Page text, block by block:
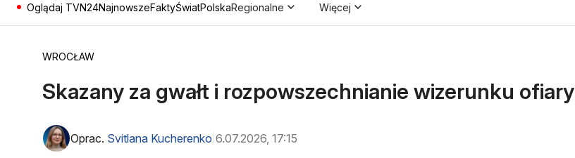
Oglądaj TVN24NajnowszeFaktyŚwiatPolskaRegionalne Więcej
WROCŁAW
Skazany za gwałt i rozpowszechnianie wizerunku ofiary
Oprac. Svitlana Kucherenko 6.07.2026, 17:15